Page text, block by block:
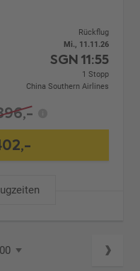
Rückflug
Mi., 11.11.26
SGN 11:55
1 Stopp
China Southern Airlines